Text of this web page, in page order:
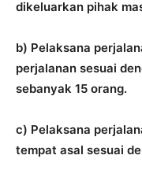
dikeluarkan pihak
b) Pelaksana
perjalanan sesuai
sebanyak 15 orang.
c) Pelaksana
tempat asal sesuai